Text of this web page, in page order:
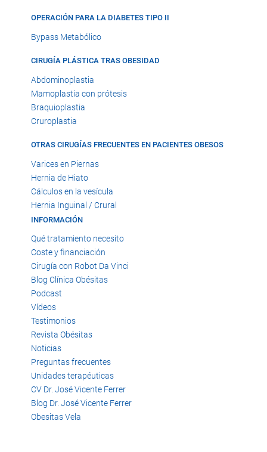
OPERACIÓN PARA LA DIABETES TIPO II
Bypass Metabólico
CIRUGÍA PLÁSTICA TRAS OBESIDAD
Abdominoplastia
Mamoplastia con prótesis
Braquioplastia
Cruroplastia
OTRAS CIRUGÍAS FRECUENTES EN PACIENTES OBESOS
Varices en Piernas
Hernia de Hiato
Cálculos en la vesícula
Hernia Inguinal / Crural
INFORMACIÓN
Qué tratamiento necesito
Coste y financiación
Cirugía con Robot Da Vinci
Blog Clínica Obésitas
Podcast
Vídeos
Testimonios
Revista Obésitas
Noticias
Preguntas frecuentes
Unidades terapéuticas
CV Dr. José Vicente Ferrer
Blog Dr. José Vicente Ferrer
Obesitas Vela